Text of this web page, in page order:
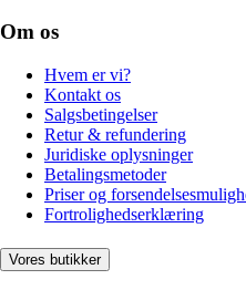
Om os
Hvem er vi?
Kontakt os
Salgsbetingelser
Retur & refundering
Juridiske oplysninger
Betalingsmetoder
Priser og
Fortrolighedserklæring
Vores butikker